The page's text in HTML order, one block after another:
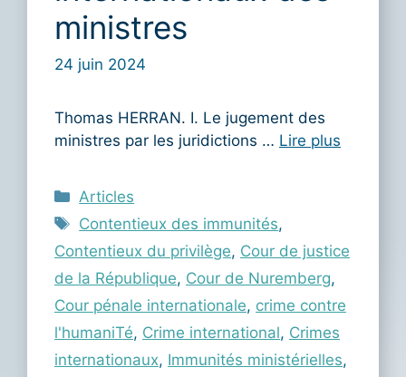
ministres
24 juin 2024
Thomas HERRAN. I. Le jugement des
ministres par les juridictions … Lire plus
Catégories
Articles
Étiquettes
Contentieux des immunités,
Contentieux du privilège, Cour de justice
de la République, Cour de Nuremberg,
Cour pénale internationale, crime contre
l'humaniTé, Crime international, Crimes
internationaux, Immunités ministérielles,